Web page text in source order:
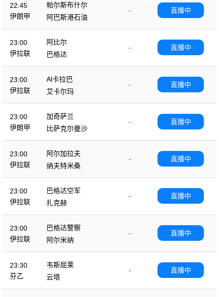
22:45
伊朗甲
帕尔斯布什尔
-
阿巴斯港石油
直播中
23:00
伊拉联
阿比尔
-
巴格达
直播中
23:00
伊拉联
Al卡拉巴
-
艾卡尔玛
直播中
23:00
伊朗甲
加奇萨兰
-
比萨克尔曼沙
直播中
23:00
伊拉联
阿尔加拉夫
-
纳夫特米桑
直播中
23:00
伊拉联
巴格达空军
-
扎克赫
直播中
23:00
伊拉联
巴格达警察
-
阿尔米纳
直播中
23:30
芬乙
韦斯屈莱
-
云塔
直播中